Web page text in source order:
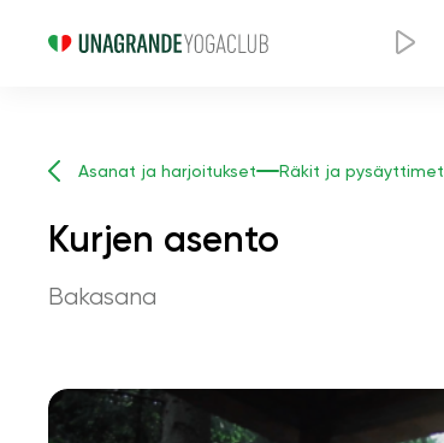
Asanat ja harjoitukset Räkit ja pysäyttimet
Kurjen asento
Bakasana